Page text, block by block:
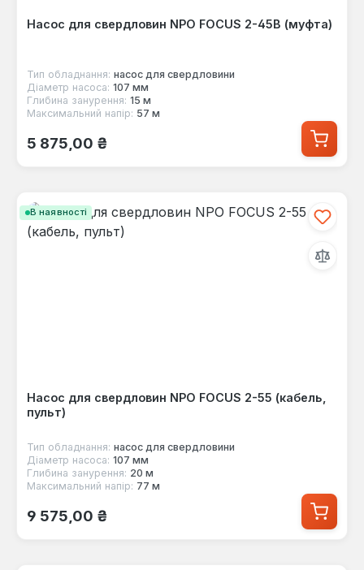
Насос для свердловин NPO FOCUS 2-45B (муфта)
Тип обладнання: насос для свердловини
Діаметр насоса: 107 мм
Глибина занурення: 15 м
Максимальний напір: 57 м
Звичайна ціна:
5 875,00 ₴
В наявності
Насос для свердловин NPO FOCUS 2-55 (кабель,
пульт)
Тип обладнання: насос для свердловини
Діаметр насоса: 107 мм
Глибина занурення: 20 м
Максимальний напір: 77 м
Звичайна ціна:
9 575,00 ₴